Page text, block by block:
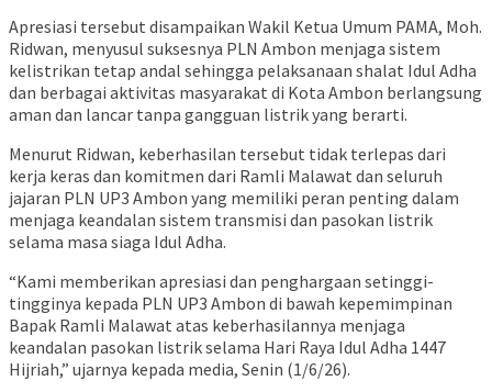
Apresiasi tersebut disampaikan Wakil Ketua Umum PAMA, Moh.
Ridwan, menyusul suksesnya PLN Ambon menjaga sistem
kelistrikan tetap andal sehingga pelaksanaan shalat Idul Adha
dan berbagai aktivitas masyarakat di Kota Ambon berlangsung
aman dan lancar tanpa gangguan listrik yang berarti.
Menurut Ridwan, keberhasilan tersebut tidak terlepas dari
kerja keras dan komitmen dari Ramli Malawat dan seluruh
jajaran PLN UP3 Ambon yang memiliki peran penting dalam
menjaga keandalan sistem transmisi dan pasokan listrik
selama masa siaga Idul Adha.
“Kami memberikan apresiasi dan penghargaan setinggi-
tingginya kepada PLN UP3 Ambon di bawah kepemimpinan
Bapak Ramli Malawat atas keberhasilannya menjaga
keandalan pasokan listrik selama Hari Raya Idul Adha 1447
Hijriah,” ujarnya kepada media, Senin (1/6/26).